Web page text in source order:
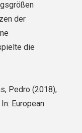
der
die
Pedro (2018),
European